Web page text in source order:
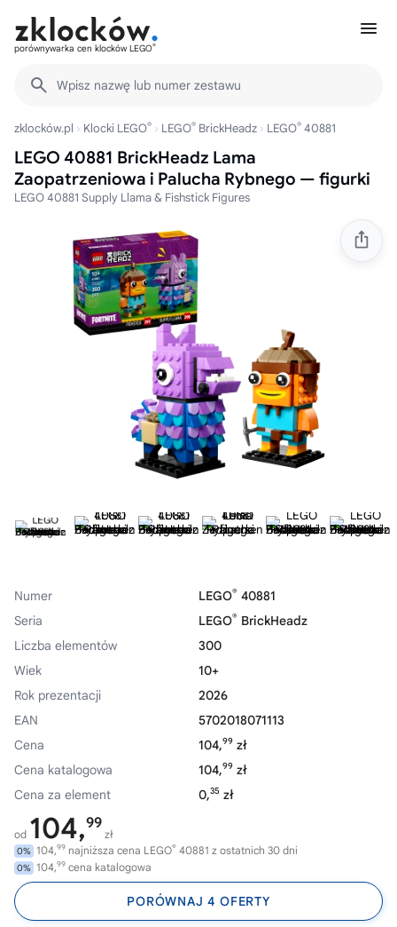
porównywarka cen klocków LEGO®
Wpisz nazwę lub numer zestawu
zklocków.pl Klocki LEGO® LEGO® BrickHeadz LEGO® 40881
LEGO 40881 BrickHeadz Lama
Zaopatrzeniowa i Palucha Rybnego — figurki
LEGO 40881 Supply Llama & Fishstick Figures
Numer LEGO® 40881
Seria
LEGO® BrickHeadz
Liczba elementów
300
Wiek
10+
Rok prezentacji
2026
EAN
5702018071113
Cena
104,99 zł
Cena katalogowa
104,99 zł
Cena za element
0,35 zł
od 104,99
zł
0% 104,99 najniższa cena LEGO® 40881 z ostatnich 30 dni
0% 104,99 cena katalogowa
PORÓWNAJ 4 OFERTY